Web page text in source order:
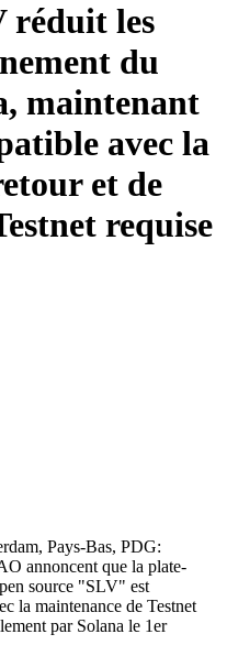
réduit les
du
maintenant
avec la
et de
requise
Pays-Bas, PDG:
annoncent que la plate-
source "SLV" est
la maintenance de Testnet
par Solana le 1er